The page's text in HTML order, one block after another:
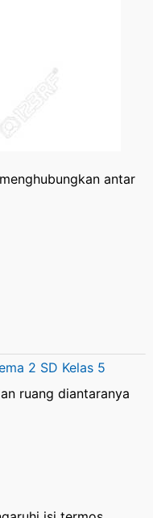
antar
2 SD Kelas 5
ruang diantaranya